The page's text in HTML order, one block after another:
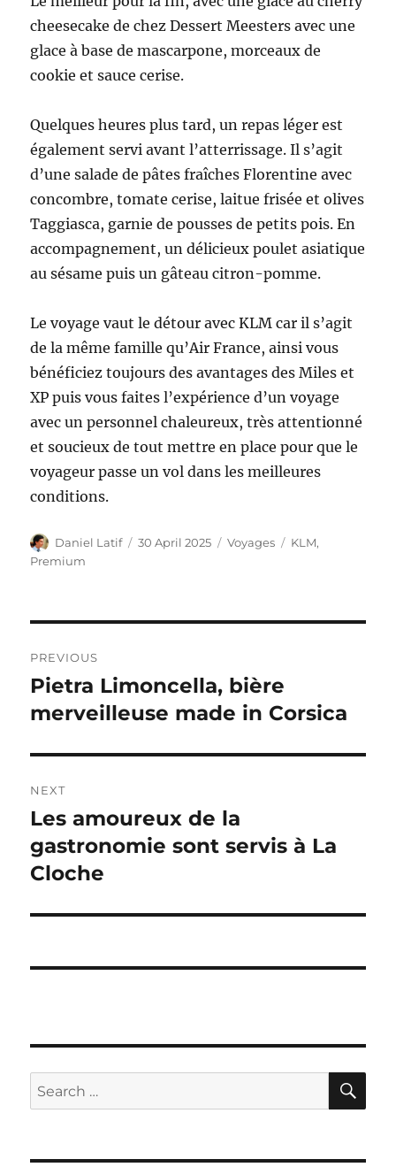
cheesecake de chez Dessert Meesters avec une
glace à base de mascarpone, morceaux de
cookie et sauce cerise.
Quelques heures plus tard, un repas léger est
également servi avant l’atterrissage. Il s’agit
d’une salade de pâtes fraîches Florentine avec
concombre, tomate cerise, laitue frisée et olives
Taggiasca, garnie de pousses de petits pois. En
accompagnement, un délicieux poulet asiatique
au sésame puis un gâteau citron-pomme.
Le voyage vaut le détour avec KLM car il s’agit
de la même famille qu’Air France, ainsi vous
bénéficiez toujours des avantages des Miles et
XP puis vous faites l’expérience d’un voyage
avec un personnel chaleureux, très attentionné
et soucieux de tout mettre en place pour que le
voyageur passe un vol dans les meilleures
conditions.
Author
Daniel Latif
Posted
30 April 2025 Categories
Voyages Tags
KLM,
Premium
navigation
PREVIOUS
Previous
post:
Pietra Limoncella, bière
merveilleuse made in Corsica
NEXT
Next
post:
Les amoureux de la
gastronomie sont servis à La
Cloche
Search
for: